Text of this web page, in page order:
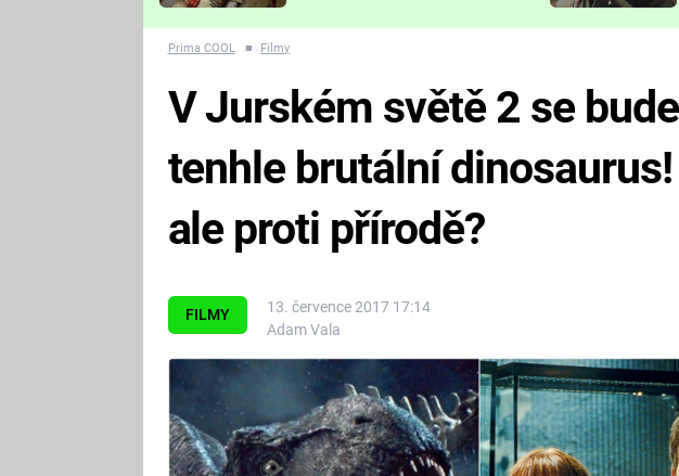
nejvíc zvednou tep?
Prima COOL ■ Filmy
FILMY
13. července 2017 17:14
Adam Vala
V Jurském světě 2 se
tenhle brutální
ale proti přírodě?